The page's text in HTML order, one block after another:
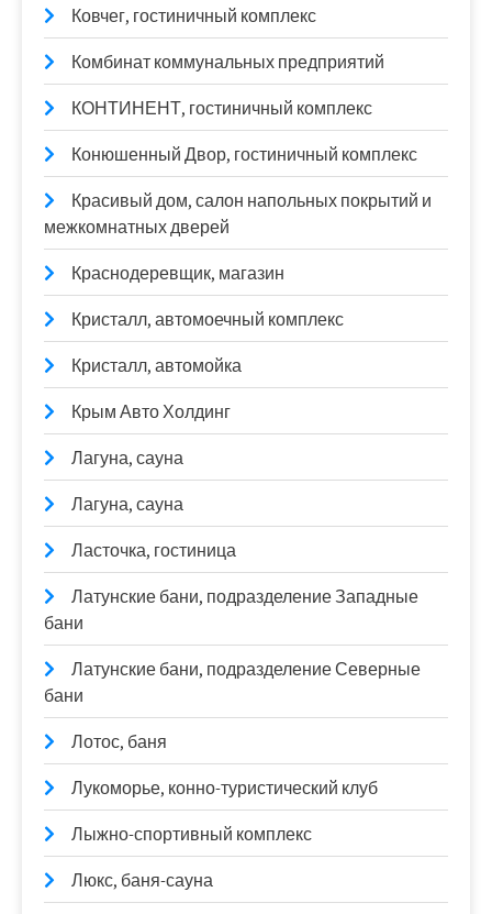
Ковчег, гостиничный комплекс
Комбинат коммунальных предприятий
КОНТИНЕНТ, гостиничный комплекс
Конюшенный Двор, гостиничный комплекс
Красивый дом, салон напольных покрытий и
межкомнатных дверей
Краснодеревщик, магазин
Кристалл, автомоечный комплекс
Кристалл, автомойка
Крым Авто Холдинг
Лагуна, сауна
Лагуна, сауна
Ласточка, гостиница
Латунские бани, подразделение Западные
бани
Латунские бани, подразделение Северные
бани
Лотос, баня
Лукоморье, конно-туристический клуб
Лыжно-спортивный комплекс
Люкс, баня-сауна